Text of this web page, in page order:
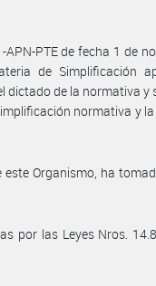
APN-PTE de fecha 1 de
de Simplificación
de la normativa y
normativa y
Organismo, ha
por las Leyes Nros.